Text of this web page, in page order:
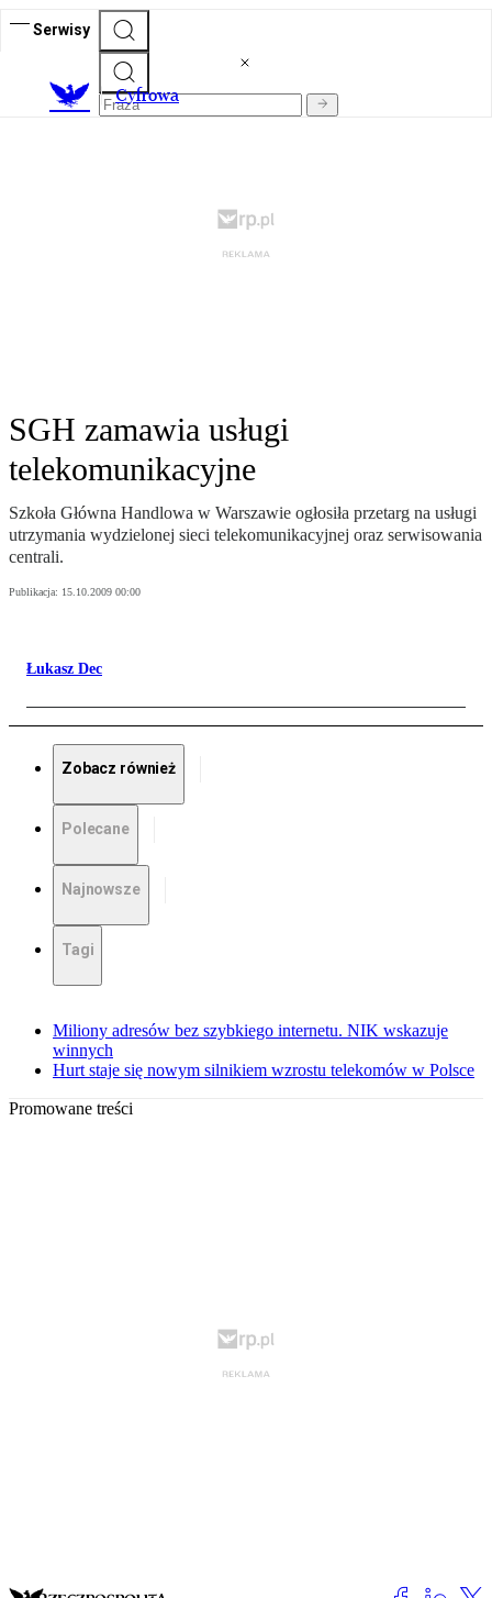
Serwisy
Cyfrowa
SGH zamawia usługi
telekomunikacyjne
Szkoła Główna Handlowa w Warszawie ogłosiła przetarg na usługi
utrzymania wydzielonej sieci telekomunikacyjnej oraz serwisowania
centrali.
Publikacja: 15.10.2009 00:00
Łukasz Dec
Zobacz również
Polecane
Najnowsze
Tagi
Miliony adresów bez szybkiego internetu. NIK wskazuje
winnych
Hurt staje się nowym silnikiem wzrostu telekomów w Polsce
Promowane treści